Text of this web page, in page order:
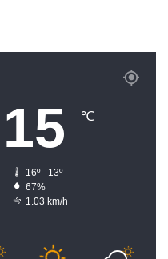
15 ℃
16º - 13º
67%
1.03 km/h